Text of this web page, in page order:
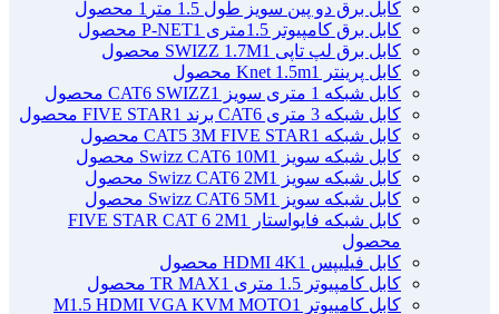
کابل برق دو پین سویز طول 1.5 متر
1 محصول
کابل برق کامپیوتر 1.5ﻣﺘﺮی P-NET
1 محصول
کابل برق لپ تاپی SWIZZ 1.7M 1 محصول
کابل پرینتر Knet 1.5m
1 محصول
کابل شبکه 1 متری سویز CAT6 SWIZZ
1 محصول
کابل شبکه 3 متری CAT6 برند FIVE STAR
1 محصول
کابل شبکه CAT5 3M FIVE STAR 1 محصول
کابل شبکه سویز Swizz CAT6 10M
1 محصول
کابل شبکه سویز Swizz CAT6 2M
1 محصول
کابل شبکه سویز Swizz CAT6 5M
1 محصول
کابل شبکه فایواستار FIVE STAR CAT 6 2M
1
محصول
کابل فیلیپس HDMI 4K 1 محصول
کابل کامپیوتر 1.5 متری TR MAX
1 محصول
کابل کامپیوتر M1.5 HDMI VGA KVM MOTO
1